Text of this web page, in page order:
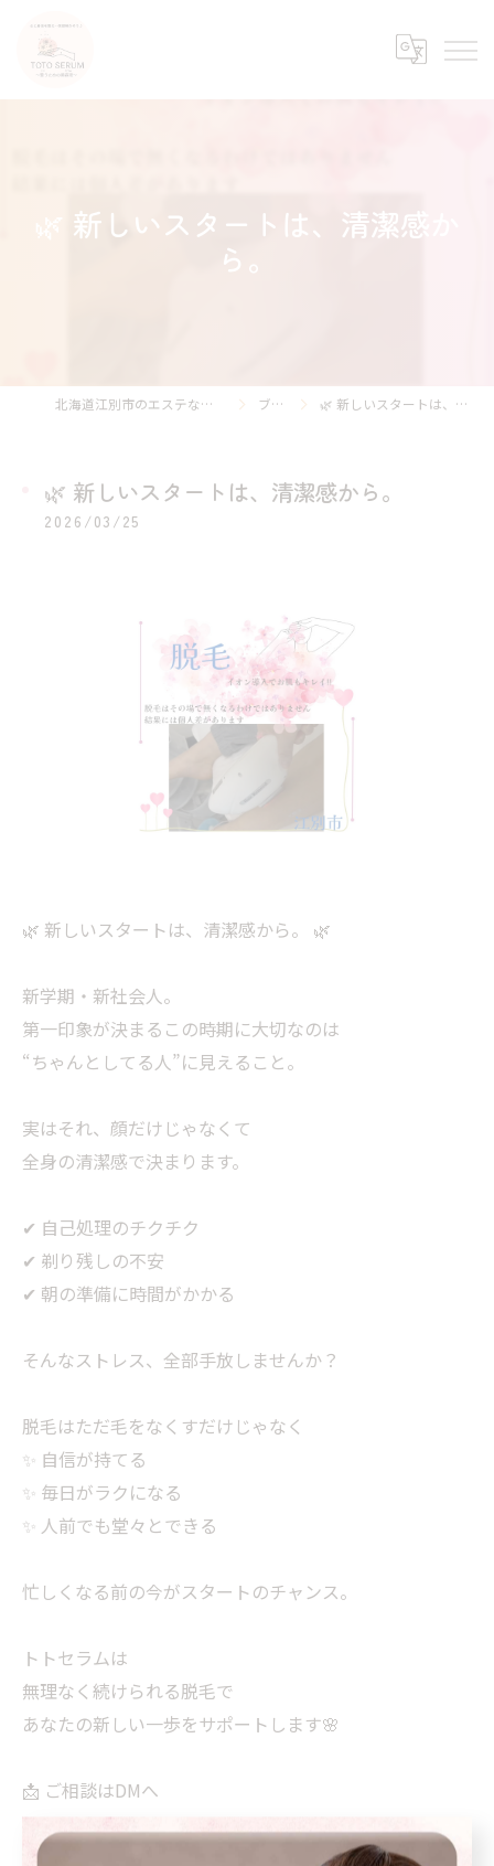
🌿 新しいスタートは、清潔感か
ら。
北海道江別市のエステならTOTO SERUM ブログ 🌿 新しいスタートは、清潔感から。
🌿 新しいスタートは、清潔感から。
2026/03/25
🌿 新しいスタートは、清潔感から。 🌿
新学期・新社会人。
第一印象が決まるこの時期に大切なのは
“ちゃんとしてる人”に見えること。
実はそれ、顔だけじゃなくて
全身の清潔感で決まります。
✔ 自己処理のチクチク
✔ 剃り残しの不安
✔ 朝の準備に時間がかかる
そんなストレス、全部手放しませんか？
脱毛はただ毛をなくすだけじゃなく
✨ 自信が持てる
✨ 毎日がラクになる
✨ 人前でも堂々とできる
忙しくなる前の今がスタートのチャンス。
トトセラムは
無理なく続けられる脱毛で
あなたの新しい一歩をサポートします🌸
📩 ご相談はDMへ
#江別脱毛